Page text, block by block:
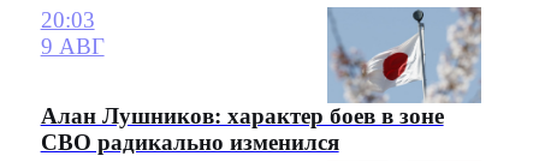
20:03
9 АВГ
Алан Лушников: характер боев в зоне
СВО радикально изменился